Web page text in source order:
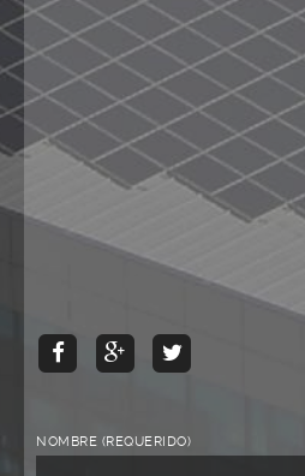
NOMBRE (REQUERIDO)